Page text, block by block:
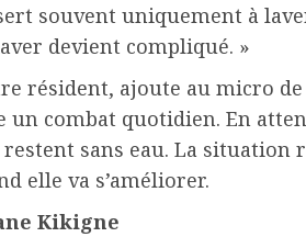
sert souvent uniquement à
devient compliqué. »
résident, ajoute au micro de
un combat quotidien. En
sans eau. La situation
elle va s’améliorer.
Kikigne